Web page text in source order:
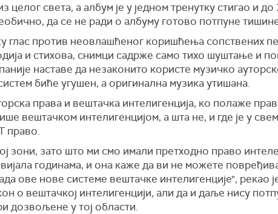
света, а албум је у једном тренутку стигао и
да се не ради о албуму готово потпуне
против неовлашћеног коришћења сопствених
и стихова, снимци садрже само тихо шуштање и
наставе да незаконито користе музичко
биће угушен, а оригинална музика утишана.
права и вештачка интелигенција, ко полаже
вештачком интелигенцијом, а шта не, и где је у
право.
зони, зато што ми смо имали претходно право
годинама, и она каже да ви не можете
ове нове системе вештачке интелигенције", рекао
о вештачкој интелигенцији, али да и даље нису
дозвољене у тој области.